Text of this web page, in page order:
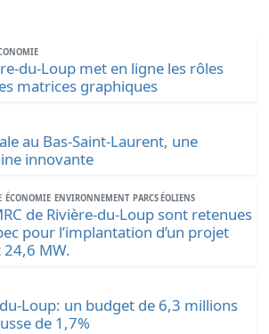
du-Loup met en ligne les rôles
matrices graphiques
au Bas-Saint-Laurent, une
innovante
ÉCONOMIE ENVIRONNEMENT PARCS ÉOLIENS
de Rivière-du-Loup sont retenues
pour l’implantation d’un projet
MW.
Loup: un budget de 6,3 millions
de 1,7%